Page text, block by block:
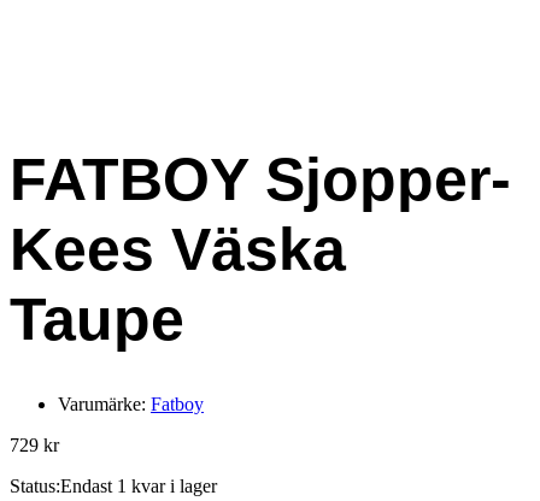
FATBOY Sjopper-
Kees Väska
Taupe
Varumärke: Fatboy
729 kr
Status:Endast 1 kvar i lager